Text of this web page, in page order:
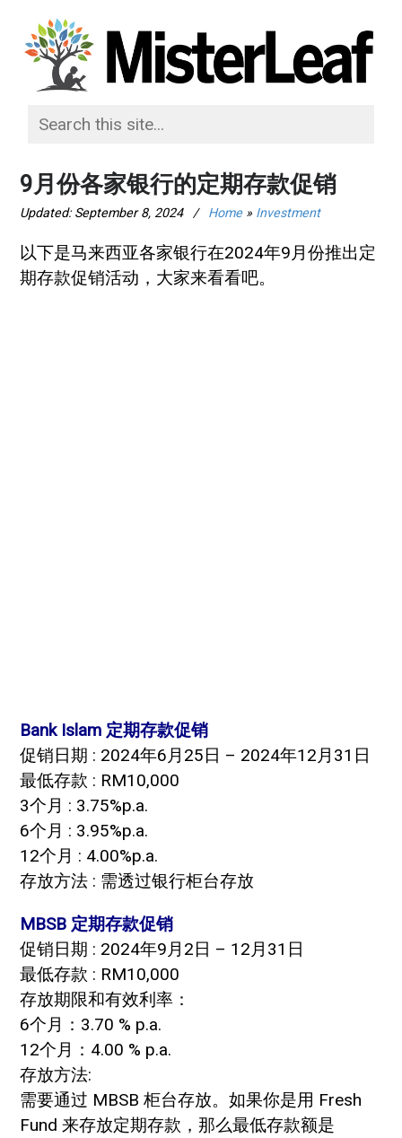
9月份各家银行的定期存款促销
Updated: September 8, 2024 / Home» Investment
以下是马来西亚各家银行在2024年9月份推出定
期存款促销活动，大家来看看吧。
Bank Islam 定期存款促销
促销日期 : 2024年6月25日 – 2024年12月31日
最低存款 : RM10,000
3个月 : 3.75%p.a.
6个月 : 3.95%p.a.
12个月 : 4.00%p.a.
存放方法 : 需透过银行柜台存放
MBSB 定期存款促销
促销日期 : 2024年9月2日 – 12月31日
最低存款 : RM10,000
存放期限和有效利率：
6个月：3.70 % p.a.
12个月：4.00 % p.a.
存放方法:
需要通过 MBSB 柜台存放。如果你是用 Fresh
Fund 来存放定期存款，那么最低存款额是